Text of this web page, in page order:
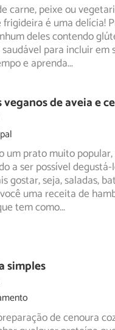
carne, peixe ou
é uma delícia!
deles contendo
para incluir em
e aprenda...
de aveia e
um prato muito
a ser possível
gostar, seja, saladas,
uma receita de
tem como...
simples
de cenoura